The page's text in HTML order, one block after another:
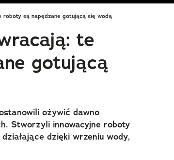
roboty są napędzane gotującą się wodą
te
gotującą
ożywić dawno
Stworzyli innowacyjne roboty
dzięki wrzeniu wody,